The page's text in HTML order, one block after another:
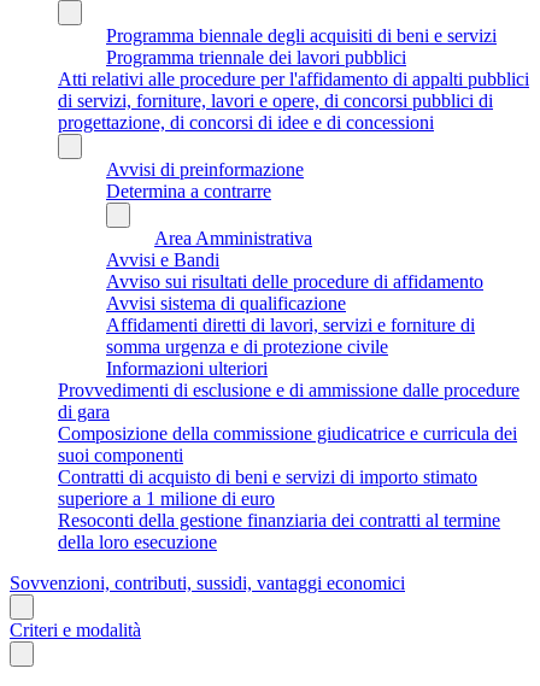
Programma biennale degli acquisiti di beni e servizi
Programma triennale dei lavori pubblici
Atti relativi alle procedure per l'affidamento di appalti pubblici
di servizi, forniture, lavori e opere, di concorsi pubblici di
progettazione, di concorsi di idee e di concessioni
Avvisi di preinformazione
Determina a contrarre
Area Amministrativa
Avvisi e Bandi
Avviso sui risultati delle procedure di affidamento
Avvisi sistema di qualificazione
Affidamenti diretti di lavori, servizi e forniture di
somma urgenza e di protezione civile
Informazioni ulteriori
Provvedimenti di esclusione e di ammissione dalle procedure
di gara
Composizione della commissione giudicatrice e curricula dei
suoi componenti
Contratti di acquisto di beni e servizi di importo stimato
superiore a 1 milione di euro
Resoconti della gestione finanziaria dei contratti al termine
della loro esecuzione
Sovvenzioni, contributi, sussidi, vantaggi economici
Criteri e modalità